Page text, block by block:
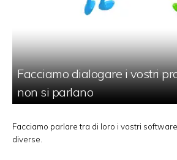
Facciamo dialogare i vostri
non si parlano
Facciamo parlare tra di loro i vostri
diverse.